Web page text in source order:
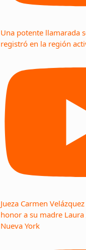
Una potente llamarada
registró en la región
Jueza Carmen
honor a su madre Laura
Nueva York